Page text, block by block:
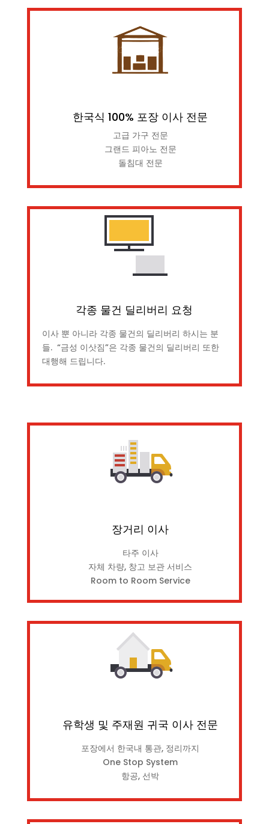
한국식 100% 포장 이사 전문
고급 가구 전문
그랜드 피아노 전문
돌침대 전문
각종 물건 딜리버리 요청
이사 뿐 아니라 각종 물건의 딜리버리 하시는 분
들. “금성 이삿짐”은 각종 물건의 딜리버리 또한
대행해 드립니다.
장거리 이사
타주 이사
자체 차량, 창고 보관 서비스
Room to Room Service
유학생 및 주재원 귀국 이사 전문
포장에서 한국내 통관, 정리까지
One Stop System
항공, 선박